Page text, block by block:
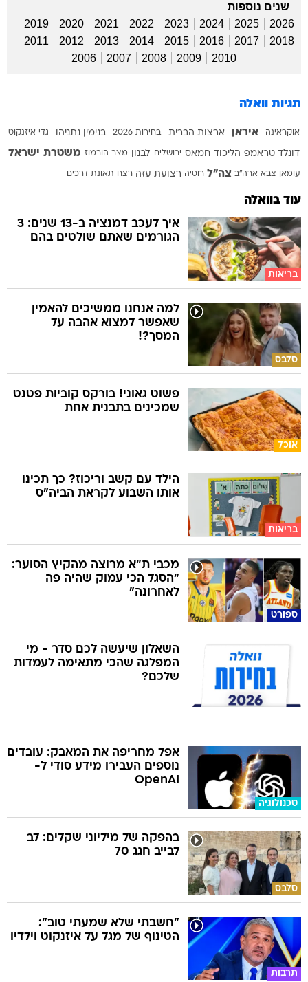
שנים נוספות
2026
2025
2024
2023
2022
2021
2020
2019
2018
2017
2016
2015
2014
2013
2012
2011
2010
2009
2008
2007
2006
תגיות וואלה
אוקראינה איראן ארצות הברית בחירות 2026 בנימין נתניהו גדי איזנקוט
דונלד טראמפ הליכוד חמאס ירושלים לבנון מצר הורמוז משטרת ישראל
עומאן צבא ארה"ב צה"ל רוסיה רצועת עזה רצח תאונת דרכים
עוד בוואלה
בריאות
איך לעכב דמנציה ב-13 שנים: 3
הגורמים שאתם שולטים בהם
סלבס
למה אנחנו ממשיכים להאמין
שאפשר למצוא אהבה על
המסך?!
אוכל
פשוט גאוני! בורקס קוביות פטנט
שמכינים בתבנית אחת
בריאות
הילד עם קשב וריכוז? כך תכינו
אותו השבוע לקראת הביה"ס
ספורט
מכבי ת"א מרוצה מהקיץ הסוער:
"הסגל הכי עמוק שהיה פה
לאחרונה"
השאלון שיעשה לכם סדר - מי
המפלגה שהכי מתאימה לעמדות
שלכם?
טכנולוגיה
אפל מחריפה את המאבק: עובדים
נוספים העבירו מידע סודי ל-
OpenAI
סלבס
בהפקה של מיליוני שקלים: לב
לבייב חגג 70
תרבות
"חשבתי שלא שמעתי טוב":
הטינוף של מגל על איזנקוט וילדיו